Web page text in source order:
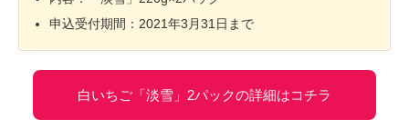
申込受付期間：2021年3月31日まで
白いちご「淡雪」2パックの詳細はコチラ